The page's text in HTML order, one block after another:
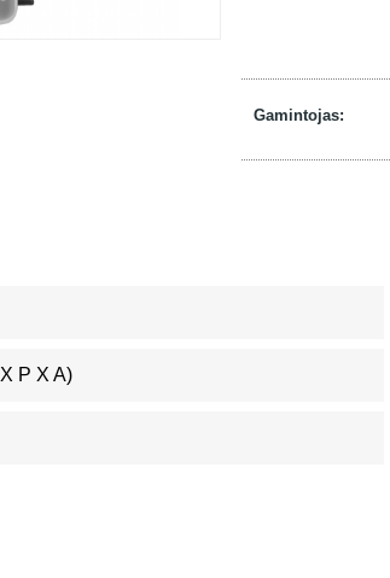
Gamintojas:
P X A)